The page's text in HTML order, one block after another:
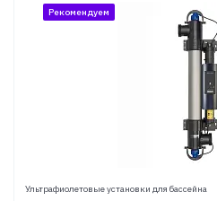
Рекомендуем
Ультрафиолетовые установки для бассейна